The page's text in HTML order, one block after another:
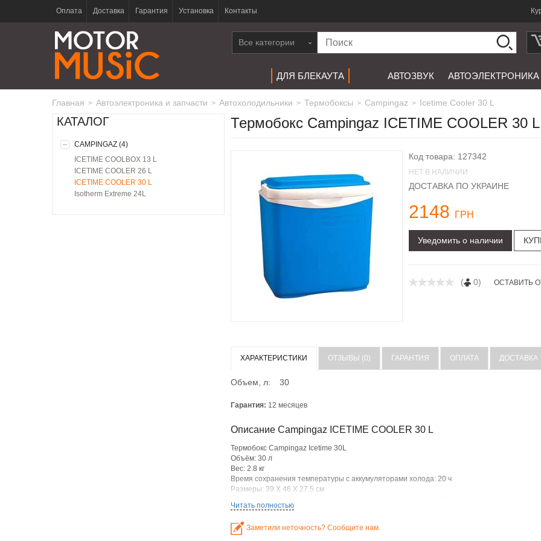
Оплата Доставка Гарантия Установка Контакты
Все категории
ДЛЯ БЛЕКАУТА АВТОЗВУК
Главная > автоэлектроника и запчасти > автохолодильники > термобоксы > campingaz > Icetime Cooler 30 L
КАТАЛОГ
CAMPINGAZ (4)
ICETIME COOLBOX 13 L
ICETIME COOLER 26 L
ICETIME COOLER 30 L
Isotherm Extreme 24L
Термобокс Campingaz ICETIME COOLER 30 L
Код товара: 127342
НЕТ В НАЛИЧИИ
ДОСТАВКА ПО УКРАИНЕ
2148 ГРН
Уведомить о наличии
( 0) ОСТАВИТЬ
ХАРАКТЕРИСТИКИ ОТЗЫВЫ (0) ГАРАНТИЯ ОПЛАТА ДОСТАВКА
Объем, л: 30
Гарантия: 12 месяцев
Описание Campingaz ICETIME COOLER 30 L
Термобокс Campingaz Icetime 30L
Объём: 30 л
Вес: 2.8 кг
Время сохранения температуры с аккумуляторами холода: 20 ч
Размеры: 39 X 46 X 27.5 см
Tехнические характеристики
Читать полностью
Заметили неточность? Сообщите нам.